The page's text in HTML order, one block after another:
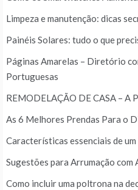
Limpeza e manutenção: dicas
Painéis Solares: tudo o que
Páginas Amarelas – Diretório
Portuguesas
REMODELAÇÃO DE CASA – A
As 6 Melhores Prendas Para o
Características essenciais de
Sugestões para Arrumação com
Como incluir uma poltrona na